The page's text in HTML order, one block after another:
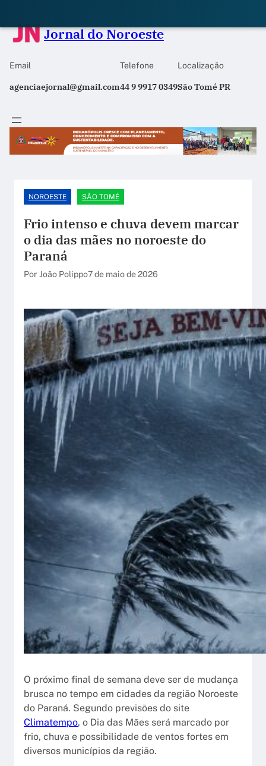
Jornal do Noroeste
Email
agenciaejornal@gmail.com
Telefone
44 9 9917 0349
Localização
São Tomé PR
NOROESTE SÃO TOMÉ
Frio intenso e chuva devem marcar
o dia das mães no noroeste do
Paraná
Por João Polippo7 de maio de 2026
O próximo final de semana deve ser de mudança
brusca no tempo em cidades da região Noroeste
do Paraná. Segundo previsões do site
Climatempo, o Dia das Mães será marcado por
frio, chuva e possibilidade de ventos fortes em
diversos municípios da região.